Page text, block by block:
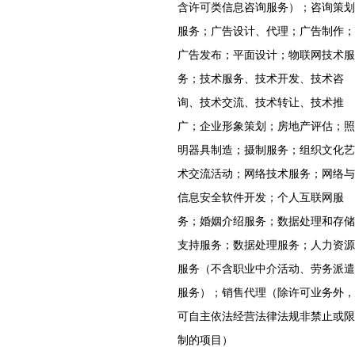
含许可类信息咨询服务）；咨询策划
服务；广告设计、代理；广告制作；
广告发布；平面设计；物联网技术服
务；技术服务、技术开发、技术咨
询、技术交流、技术转让、技术推
广；企业形象策划；房地产评估；照
明器具制造；摄制服务；组织文化艺
术交流活动；网络技术服务；网络与
信息安全软件开发；个人互联网服
务；婚姻介绍服务；数据处理和存储
支持服务；数据处理服务；人力资源
服务（不含职业中介活动、劳务派遣
服务）；销售代理（除许可业务外，
可自主依法经营法律法规非禁止或限
制的项目）